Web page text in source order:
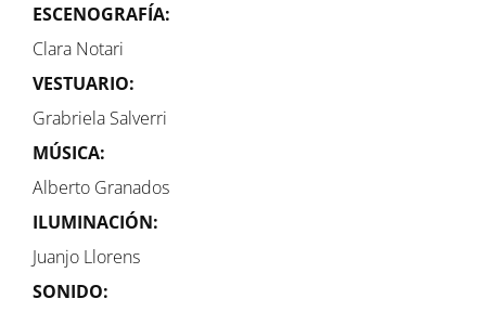
ESCENOGRAFÍA:
Clara Notari
VESTUARIO:
Grabriela Salverri
MÚSICA:
Alberto Granados
ILUMINACIÓN:
Juanjo Llorens
SONIDO: